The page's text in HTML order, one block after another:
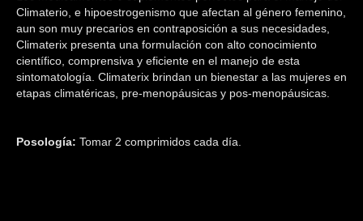
Climaterio, e hipoestrogenismo que afectan al género femenino,
aun son muy precarios en contraposición a sus necesidades,
Climaterix presenta una formulación con alto conocimiento
científico, comprensiva y eficiente en el manejo de esta
sintomatología. Climaterix brindan un bienestar a las mujeres en
etapas climatéricas, pre-menopáusicas y pos-menopáusicas.
Posología: Tomar 2 comprimidos cada día.